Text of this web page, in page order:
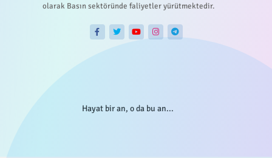
olarak Basın sektöründe faliyetler yürütmektedir.
Hayat bir an, o da bu an...